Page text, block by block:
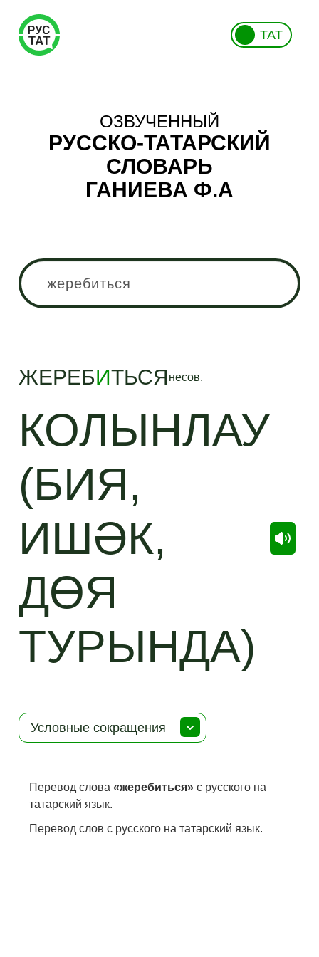
ТАТ
ОЗВУЧЕННЫЙ
РУССКО-ТАТАРСКИЙ
СЛОВАРЬ
ГАНИЕВА Ф.А
ЖЕРЕБИТЬСЯнесов.
КОЛЫНЛАУ
(БИЯ,
ИШӘК,
ДӨЯ
ТУРЫНДА)
Условные сокращения
Перевод слова«жеребиться» с русского на
татарский язык.
Перевод слов с русского на татарский язык.